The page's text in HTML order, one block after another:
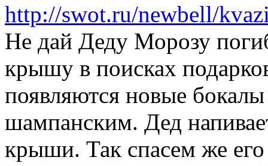
http://swot.ru/newbell/
Не дай Деду Морозу
крышу в поисках
появляются новые
шампанским. Дед
крыши. Так спасем же